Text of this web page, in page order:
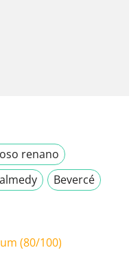
renano
Bevercé
(80/100)